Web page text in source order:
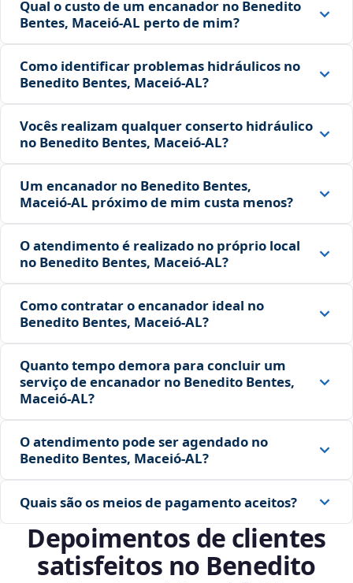
Qual o custo de um encanador no Benedito
Bentes, Maceió‑AL perto de mim?
Como identificar problemas hidráulicos no
Benedito Bentes, Maceió‑AL?
Vocês realizam qualquer conserto hidráulico
no Benedito Bentes, Maceió‑AL?
Um encanador no Benedito Bentes,
Maceió‑AL próximo de mim custa menos?
O atendimento é realizado no próprio local
no Benedito Bentes, Maceió‑AL?
Como contratar o encanador ideal no
Benedito Bentes, Maceió‑AL?
Quanto tempo demora para concluir um
serviço de encanador no Benedito Bentes,
Maceió‑AL?
O atendimento pode ser agendado no
Benedito Bentes, Maceió‑AL?
Quais são os meios de pagamento aceitos?
Depoimentos de clientes
satisfeitos no Benedito